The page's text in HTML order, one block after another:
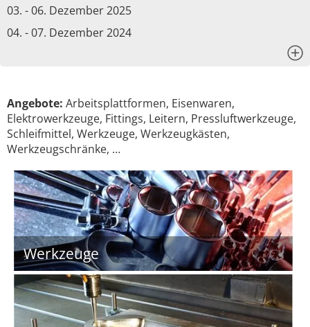
03. - 06. Dezember 2025
04. - 07. Dezember 2024
Angebote: Arbeitsplattformen, Eisenwaren,
Elektrowerkzeuge, Fittings, Leitern, Pressluftwerkzeuge,
Schleifmittel, Werkzeuge, Werkzeugkästen,
Werkzeugschränke, …
Werkzeuge